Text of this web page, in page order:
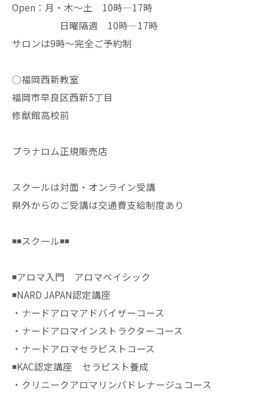
Open：月・木〜土 10時—17時
日曜隔週 10時—17時
サロンは9時〜完全ご予約制
◯福岡西新教室
福岡市早良区西新5丁目
修猷館高校前
プラナロム正規販売店
スクールは対面・オンライン受講
県外からのご受講は交通費支給制度あり
◾️◾️スクール◾️◾️
◾️アロマ入門 アロマベイシック
◾️NARD JAPAN認定講座
・ナードアロマアドバイザーコース
・ナードアロマインストラクターコース
・ナードアロマセラピストコース
◾️KAC認定講座 セラピスト養成
・クリニークアロマリンパドレナージュコース